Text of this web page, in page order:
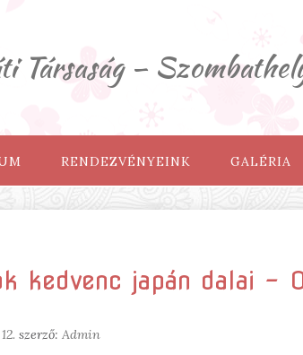
–
RENDEZVÉNYEINK GALÉRIA
kedvenc japán dalai –
szerző: Admin